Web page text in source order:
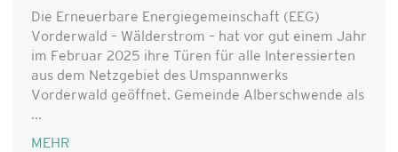
Die Erneuerbare Energiegemeinschaft (EEG)
Vorderwald – Wälderstrom – hat vor gut einem Jahr
im Februar 2025 ihre Türen für alle Interessierten
aus dem Netzgebiet des Umspannwerks
Vorderwald geöffnet. Gemeinde Alberschwende als
...
MEHR